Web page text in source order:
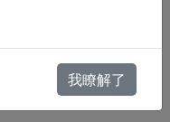
我瞭解了